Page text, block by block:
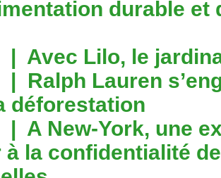
durable et
| Avec Lilo, le
| Ralph Lauren
déforestation
| A New-York, une
à la confidentialité